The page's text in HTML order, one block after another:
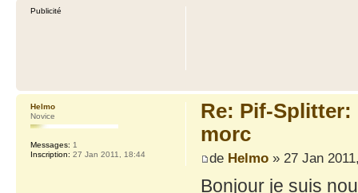
Publicité
Re: Pif-
morc
de Helmo» 27 Jan
Bonjour je suis
Helmo
Novice
Messages: 1
Inscription: 27 Jan 2011, 18:44